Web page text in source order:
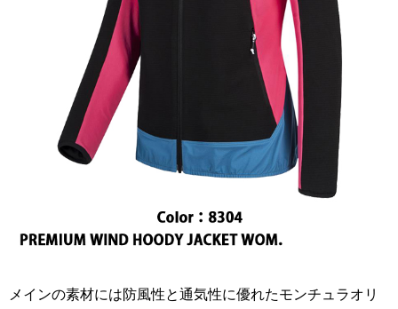
メインの素材には防風性と通気性に優れたモンチュラオリ